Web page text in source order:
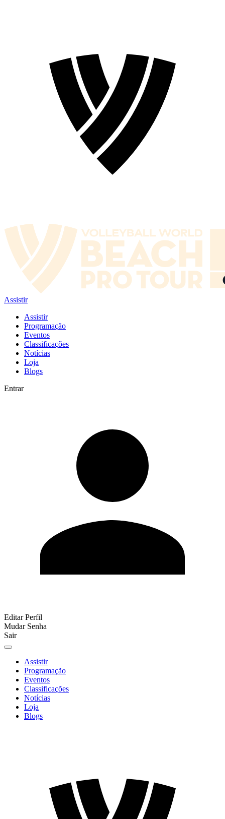
Assistir
Assistir
Programação
Eventos
Classificações
Notícias
Loja
Blogs
Entrar
Editar Perfil
Mudar Senha
Sair
Assistir
Programação
Eventos
Classificações
Notícias
Loja
Blogs